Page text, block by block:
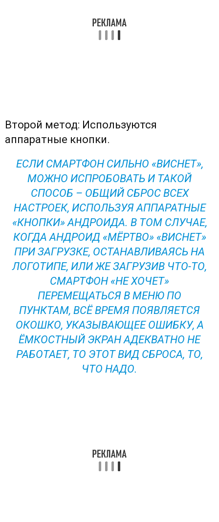
Второй метод: Используются
аппаратные кнопки.
ЕСЛИ СМАРТФОН СИЛЬНО «ВИСНЕТ»,
МОЖНО ИСПРОБОВАТЬ И ТАКОЙ
СПОСОБ – ОБЩИЙ СБРОС ВСЕХ
НАСТРОЕК, ИСПОЛЬЗУЯ АППАРАТНЫЕ
«КНОПКИ» АНДРОИДА. В ТОМ СЛУЧАЕ,
КОГДА АНДРОИД «МЁРТВО» «ВИСНЕТ»
ПРИ ЗАГРУЗКЕ, ОСТАНАВЛИВАЯСЬ НА
ЛОГОТИПЕ, ИЛИ ЖЕ ЗАГРУЗИВ ЧТО-ТО,
СМАРТФОН «НЕ ХОЧЕТ»
ПЕРЕМЕЩАТЬСЯ В МЕНЮ ПО
ПУНКТАМ, ВСЁ ВРЕМЯ ПОЯВЛЯЕТСЯ
ОКОШКО, УКАЗЫВАЮЩЕЕ ОШИБКУ, А
ЁМКОСТНЫЙ ЭКРАН АДЕКВАТНО НЕ
РАБОТАЕТ, ТО ЭТОТ ВИД СБРОСА, ТО,
ЧТО НАДО.